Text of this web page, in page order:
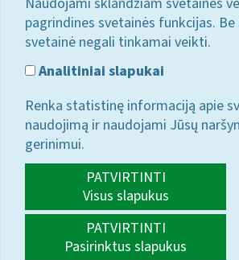
pagrindines svetainės funkcijas. Be
svetainė negali tinkamai veikti.
Analitiniai slapukai
Renka statistinę informaciją apie
naudojimą ir naudojami Jūsų
gerinimui.
PATVIRTINTI
Visus slapukus
PATVIRTINTI
Pasirinktus slapukus